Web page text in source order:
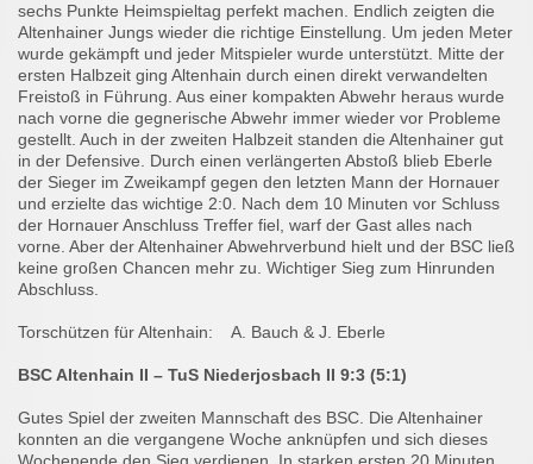
sechs Punkte Heimspieltag perfekt machen. Endlich zeigten die
Altenhainer Jungs wieder die richtige Einstellung. Um jeden Meter
wurde gekämpft und jeder Mitspieler wurde unterstützt. Mitte der
ersten Halbzeit ging Altenhain durch einen direkt verwandelten
Freistoß in Führung. Aus einer kompakten Abwehr heraus wurde
nach vorne die gegnerische Abwehr immer wieder vor Probleme
gestellt. Auch in der zweiten Halbzeit standen die Altenhainer gut
in der Defensive. Durch einen verlängerten Abstoß blieb Eberle
der Sieger im Zweikampf gegen den letzten Mann der Hornauer
und erzielte das wichtige 2:0. Nach dem 10 Minuten vor Schluss
der Hornauer Anschluss Treffer fiel, warf der Gast alles nach
vorne. Aber der Altenhainer Abwehrverbund hielt und der BSC ließ
keine großen Chancen mehr zu. Wichtiger Sieg zum Hinrunden
Abschluss.
Torschützen für Altenhain: A. Bauch & J. Eberle
BSC Altenhain II – TuS Niederjosbach II 9:3 (5:1)
Gutes Spiel der zweiten Mannschaft des BSC. Die Altenhainer
konnten an die vergangene Woche anknüpfen und sich dieses